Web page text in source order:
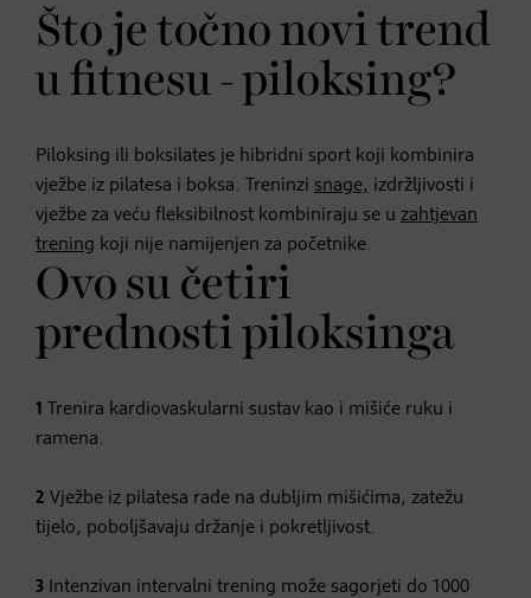
Što je točno novi trend
u fitnesu - piloksing?
Piloksing ili boksilates je hibridni sport koji kombinira
vježbe iz pilatesa i boksa. Treninzi snage, izdržljivosti i
vježbe za veću fleksibilnost kombiniraju se u zahtjevan
trening koji nije namijenjen za početnike.
Ovo su četiri
prednosti piloksinga
1
Trenira kardiovaskularni sustav kao i mišiće ruku i
ramena.
2 Vježbe iz pilatesa rade na dubljim mišićima, zatežu
tijelo, poboljšavaju držanje i pokretljivost.
3 Intenzivan intervalni trening može sagorjeti do 1000